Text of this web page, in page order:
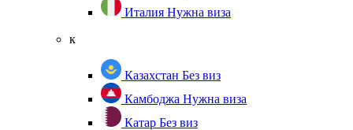
Италия Нужна виза
к
Казахстан Без виз
Камбоджа Нужна виза
Катар Без виз